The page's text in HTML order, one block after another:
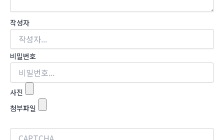
작성자
비밀번호
사진
첨부파일